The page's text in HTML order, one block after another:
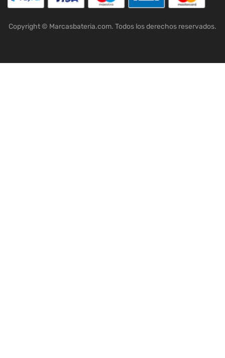
Copyright © Marcasbateria.com. Todos los derechos reservados.